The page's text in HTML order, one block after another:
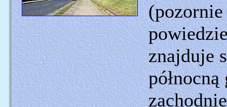
znajduje